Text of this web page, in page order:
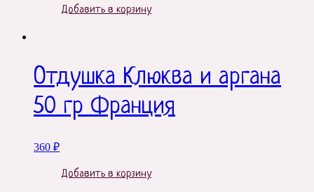
Добавить в корзину
Отдушка Клюква и аргана
50 гр Франция
360 ₽
Добавить в корзину